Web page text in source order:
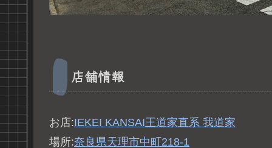
店舗情報
お店:IEKEI KANSAI王道家直系 我道家
場所:奈良県天理市中町218-1